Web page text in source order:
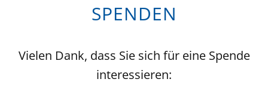
SPENDEN
Vielen Dank, dass Sie sich für eine Spende
interessieren: